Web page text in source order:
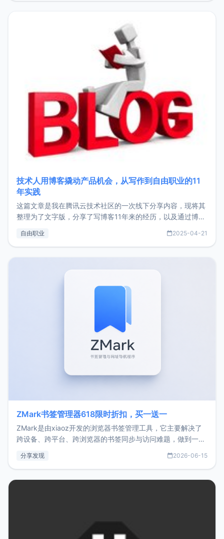
技术人用博客撬动产品机会，从写作到自由职业的11
年实践
这篇文章是我在腾讯云技术社区的一次线下分享内容，现将其
整理为了文字版，分享了写博客11年来的经历，以及通过博客
了我的首个产品ImgURL的真实数据和产品现状。自我介绍大
自由职业 2025-04-21
ZMark书签管理器618限时折扣，买一送一
ZMark是由xiaoz开发的浏览器书签管理工具，它主要解决了
跨设备、跨平台、跨浏览器的书签同步与访问难题，做到一处
用，让管理更高效。ZMark官网地址：
分享发现 2026-06-15